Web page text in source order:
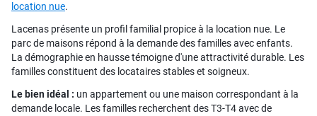
location nue.
Lacenas présente un profil familial propice à la location nue. Le
parc de maisons répond à la demande des familles avec enfants.
La démographie en hausse témoigne d'une attractivité durable. Les
familles constituent des locataires stables et soigneux.
Le bien idéal : un appartement ou une maison correspondant à la
demande locale. Les familles recherchent des T3-T4 avec de